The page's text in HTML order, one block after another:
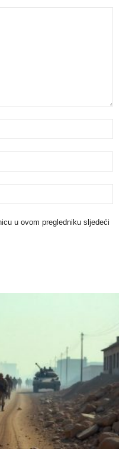
u ovom pregledniku sljedeći